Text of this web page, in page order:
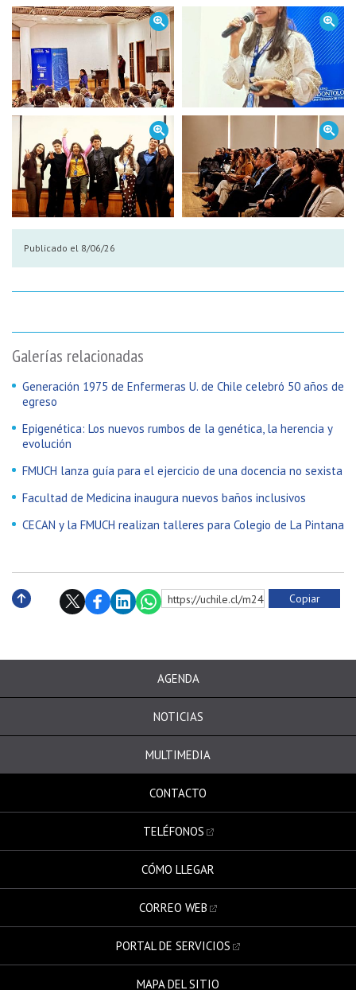
Galerías relacionadas
Generación 1975 de Enfermeras U. de Chile celebró 50 años de
egreso
Epigenética: Los nuevos rumbos de la genética, la herencia y
evolución
FMUCH lanza guía para el ejercicio de una docencia no sexista
Facultad de Medicina inaugura nuevos baños inclusivos
CECAN y la FMUCH realizan talleres para Colegio de La Pintana
Publicado el 8/06/26
https://uchile.cl/m241120 Copiar
AGENDA
NOTICIAS
MULTIMEDIA
CONTACTO
TELÉFONOS
CÓMO LLEGAR
CORREO WEB
PORTAL DE SERVICIOS
MAPA DEL SITIO